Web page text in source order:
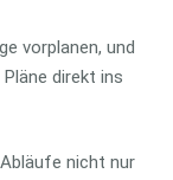
vorplanen, und
direkt ins
nicht nur